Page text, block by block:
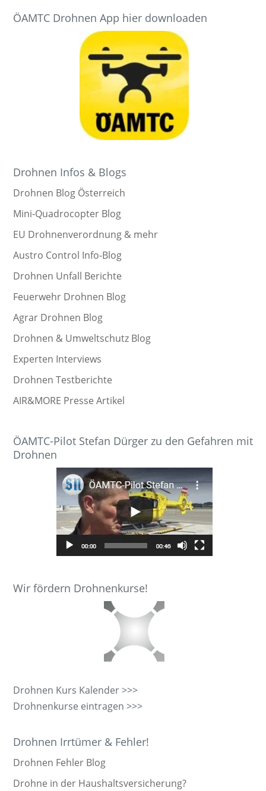
ÖAMTC Drohnen App hier downloaden
Drohnen Infos & Blogs
Drohnen Blog Österreich
Mini-Quadrocopter Blog
EU Drohnenverordnung & mehr
Austro Control Info-Blog
Drohnen Unfall Berichte
Feuerwehr Drohnen Blog
Agrar Drohnen Blog
Drohnen & Umweltschutz Blog
Experten Interviews
Drohnen Testberichte
AIR&MORE Presse Artikel
ÖAMTC-Pilot Stefan Dürger zu den Gefahren mit
Drohnen
Wir fördern Drohnenkurse!
Drohnen Kurs Kalender >>>
Drohnenkurse eintragen >>>
Drohnen Irrtümer & Fehler!
Drohnen Fehler Blog
Drohne in der Haushaltsversicherung?